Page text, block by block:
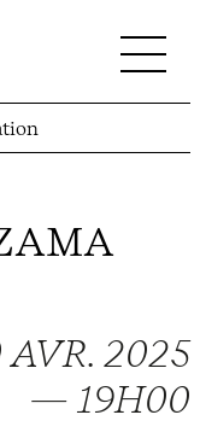
AVR. 2025
— 19H00